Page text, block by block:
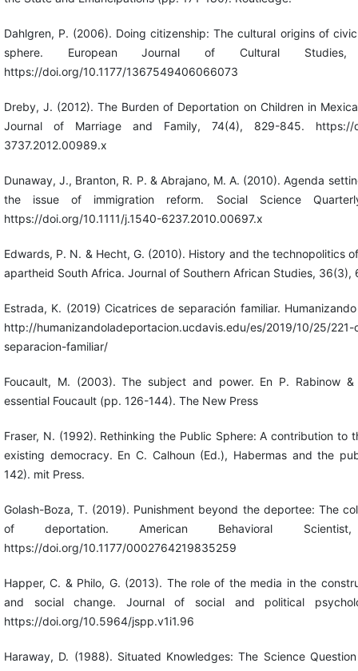
Dahlgren, P. (2006). Doing citizenship: The cultural origins of
sphere. European Journal of Cultural
https://doi.org/10.1177/1367549406066073
Dreby, J. (2012). The Burden of Deportation on Children in
Journal of Marriage and Family, 74(4), 829-845. https://
3737.2012.00989.x
Dunaway, J., Branton, R. P. & Abrajano, M. A. (2010). Agenda
the issue of immigration reform. Social Science
https://doi.org/10.1111/j.1540-6237.2010.00697.x
Edwards, P. N. & Hecht, G. (2010). History and the technopolitics
apartheid South Africa. Journal of Southern African Studies, 36(3),
Estrada, K. (2019) Cicatrices de separación familiar.
http://humanizandoladeportacion.ucdavis.edu/es/2019/10/25/
separacion-familiar/
Foucault, M. (2003). The subject and power. En P. Rabinow
essential Foucault (pp. 126-144). The New Press
Fraser, N. (1992). Rethinking the Public Sphere: A contribution to
existing democracy. En C. Calhoun (Ed.), Habermas and the
142). mit Press.
Golash-Boza, T. (2019). Punishment beyond the deportee: The
of deportation. American Behavioral
https://doi.org/10.1177/0002764219835259
Happer, C. & Philo, G. (2013). The role of the media in the
and social change. Journal of social and political
https://doi.org/10.5964/jspp.v1i1.96
Haraway, D. (1988). Situated Knowledges: The Science